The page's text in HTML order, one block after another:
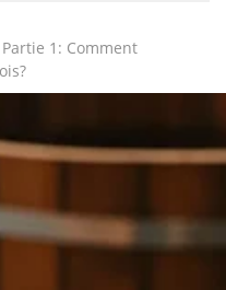
1: Comment